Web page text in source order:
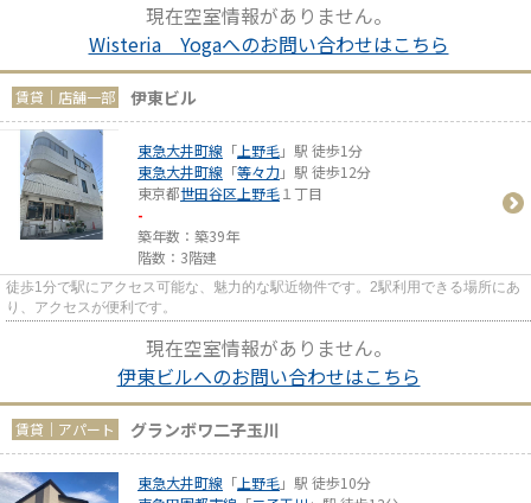
現在空室情報がありません。
Wisteria Yogaへのお問い合わせはこちら
賃貸｜店舗一部 伊東ビル
東急大井町線 「 上野毛」駅 徒歩1分
東急大井町線 「等々力」駅 徒歩12分
東京都世田谷区 上野毛１丁目
-
築年数：築39年
階数：3階建
徒歩1分で駅にアクセス可能な、魅力的な駅近物件です。2駅利用できる場所にあ
り、アクセスが便利です。
現在空室情報がありません。
伊東ビルへのお問い合わせはこちら
賃貸｜アパート グランボワ二子玉川
東急大井町線 「 上野毛」駅 徒歩10分